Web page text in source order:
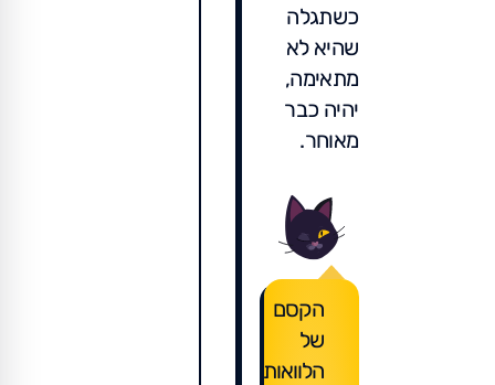
כשתגלה
שהיא לא
מתאימה,
יהיה כבר
מאוחר.
הקסם
של
הלוואות